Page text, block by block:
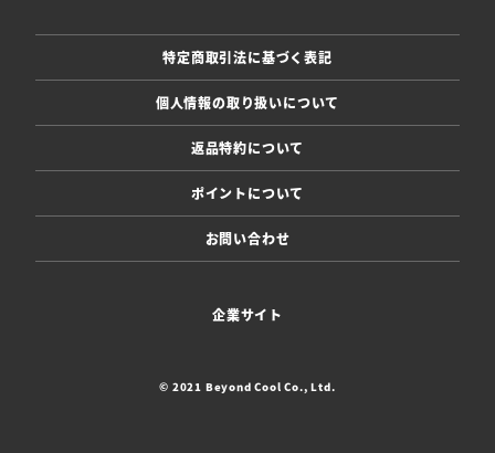
特定商取引法に基づく表記
個人情報の取り扱いについて
返品特約について
ポイントについて
お問い合わせ
企業サイト
© 2021 Beyond Cool Co., Ltd.